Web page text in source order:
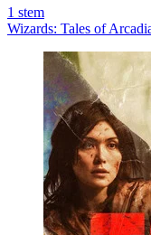
1 stem
Wizards: Tales of